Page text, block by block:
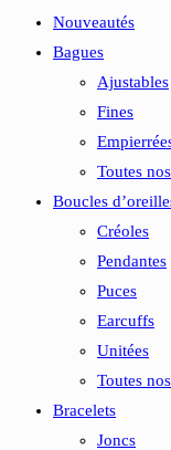
Nouveautés
Bagues
Ajustables
Fines
Toutes
Boucles
Créoles
Pendantes
Puces
Earcuffs
Unitées
Toutes
Bracelets
Joncs